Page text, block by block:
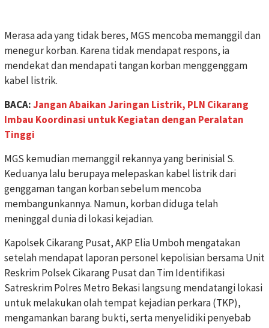
Merasa ada yang tidak beres, MGS mencoba memanggil dan
menegur korban. Karena tidak mendapat respons, ia
mendekat dan mendapati tangan korban menggenggam
kabel listrik.
BACA:Jangan Abaikan Jaringan Listrik, PLN Cikarang
Imbau Koordinasi untuk Kegiatan dengan Peralatan
Tinggi
MGS kemudian memanggil rekannya yang berinisial S.
Keduanya lalu berupaya melepaskan kabel listrik dari
genggaman tangan korban sebelum mencoba
membangunkannya. Namun, korban diduga telah
meninggal dunia di lokasi kejadian.
Kapolsek Cikarang Pusat, AKP Elia Umboh mengatakan
setelah mendapat laporan personel kepolisian bersama Unit
Reskrim Polsek Cikarang Pusat dan Tim Identifikasi
Satreskrim Polres Metro Bekasi langsung mendatangi lokasi
untuk melakukan olah tempat kejadian perkara (TKP),
mengamankan barang bukti, serta menyelidiki penyebab